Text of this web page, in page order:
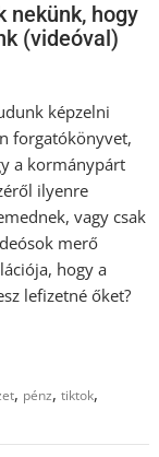
nekünk, hogy
(videóval)
képzelni
forgatókönyvet,
a kormánypárt
ilyenre
vagy csak
merő
hogy a
lefizetné őket?
, pénz,tiktok,